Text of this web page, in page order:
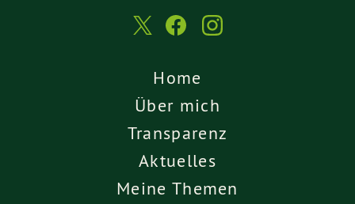
Home
Über mich
Transparenz
Aktuelles
Meine Themen